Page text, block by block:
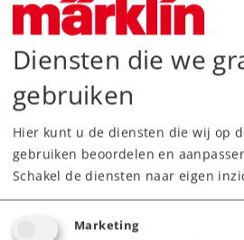
Leverbaar vanaf fabriek.
Webwinkel
Downloads
Onderdelen bestellen
Diensten die we
gebruiken
Hier kunt u de diensten die wij op
gebruiken beoordelen en
Schakel de diensten naar eigen
Marketing